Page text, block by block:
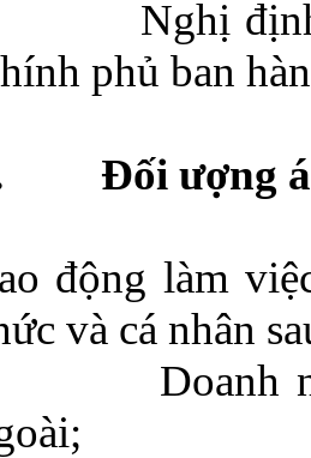
Nghị
phủ ban
Đối ượng
động làm
và cá nhân
Doanh